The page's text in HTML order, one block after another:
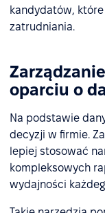
kandydatów,
zatrudniania.
oparciu o
Na podstawie
decyzji w firmie.
lepiej stosować
kompleksowych
wydajności